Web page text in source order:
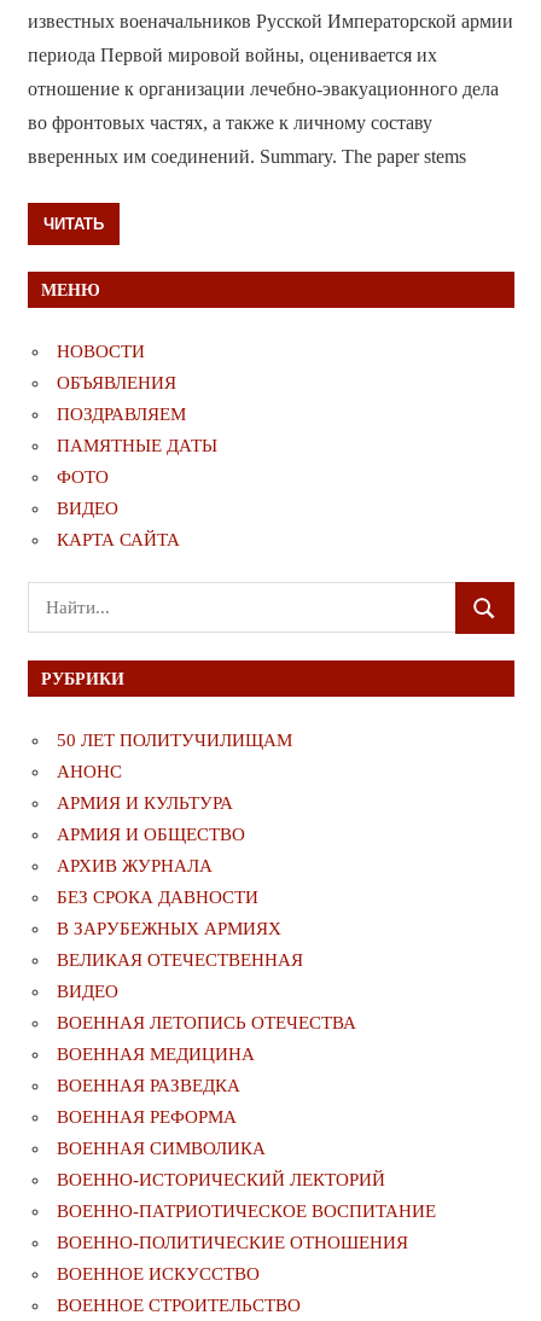
известных военачальников Русской Императорской армии
периода Первой мировой войны, оценивается их
отношение к организации лечебно-эвакуационного дела
во фронтовых частях, а также к личному составу
вверенных им соединений. Summary. The paper stems
ЧИТАТЬ
МЕНЮ
НОВОСТИ
ОБЪЯВЛЕНИЯ
ПОЗДРАВЛЯЕМ
ПАМЯТНЫЕ ДАТЫ
ФОТО
ВИДЕО
КАРТА САЙТА
Поиск
для:
ПОИСК
РУБРИКИ
50 ЛЕТ ПОЛИТУЧИЛИЩАМ
АНОНС
АРМИЯ И КУЛЬТУРА
АРМИЯ И ОБЩЕСТВО
АРХИВ ЖУРНАЛА
БЕЗ СРОКА ДАВНОСТИ
В ЗАРУБЕЖНЫХ АРМИЯХ
ВЕЛИКАЯ ОТЕЧЕСТВЕННАЯ
ВИДЕО
ВОЕННАЯ ЛЕТОПИСЬ ОТЕЧЕСТВА
ВОЕННАЯ МЕДИЦИНА
ВОЕННАЯ РАЗВЕДКА
ВОЕННАЯ РЕФОРМА
ВОЕННАЯ СИМВОЛИКА
ВОЕННО-ИСТОРИЧЕСКИЙ ЛЕКТОРИЙ
ВОЕННО-ПАТРИОТИЧЕСКОЕ ВОСПИТАНИЕ
ВОЕННО-ПОЛИТИЧЕСКИE ОТНОШЕНИЯ
ВОЕННОЕ ИСКУССТВО
ВОЕННОЕ СТРОИТЕЛЬСТВО